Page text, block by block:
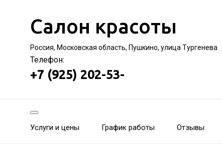
Салон красоты
Россия, Московская область, Пушкино, улица Тургенева
Телефон:
+7 (925) 202-53-
Услуги и цены График работы Отзывы